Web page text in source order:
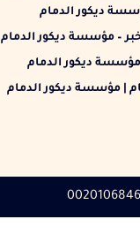
ديكور الدمام
– مؤسسة ديكور الدمام
مؤسسة ديكور الدمام
| مؤسسة ديكور الدمام